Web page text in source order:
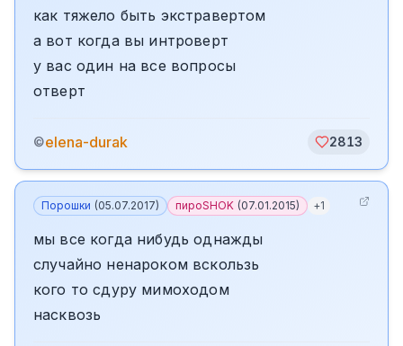
как тяжело быть экстравертом
а вот когда вы интроверт
у вас один на все вопросы
отверт
©elena-durak 2813
Порошки (05.07.2017) пироSHOK (07.01.2015) +1
мы все когда нибудь однажды
случайно ненароком вскользь
кого то сдуру мимоходом
насквозь